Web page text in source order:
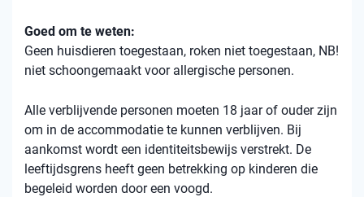
Goed om te weten:
Geen huisdieren toegestaan, roken niet toegestaan, NB!
niet schoongemaakt voor allergische personen.
Alle verblijvende personen moeten 18 jaar of ouder zijn
om in de accommodatie te kunnen verblijven. Bij
aankomst wordt een identiteitsbewijs verstrekt. De
leeftijdsgrens heeft geen betrekking op kinderen die
begeleid worden door een voogd.